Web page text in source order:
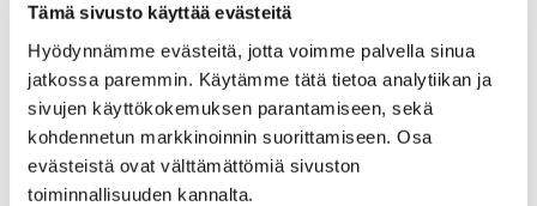
Tämä sivusto käyttää evästeitä
Hyödynnämme evästeitä, jotta voimme palvella sinua
jatkossa paremmin. Käytämme tätä tietoa analytiikan ja
sivujen käyttökokemuksen parantamiseen, sekä
kohdennetun markkinoinnin suorittamiseen. Osa
evästeistä ovat välttämättömiä sivuston
toiminnallisuuden kannalta.
ainoastaan suorana.
16 joulukuun, 2019| Yleinen